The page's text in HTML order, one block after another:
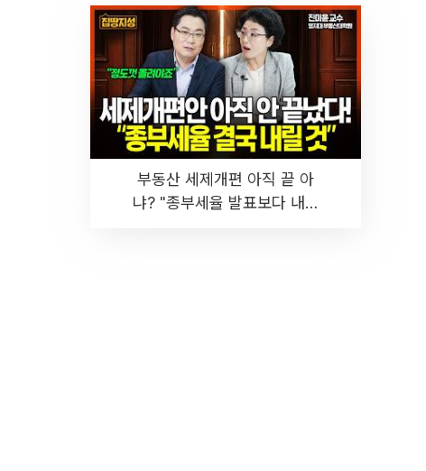
부동산 세제개편 아직 끝 아
냐? "종부세율 발표보다 내릴